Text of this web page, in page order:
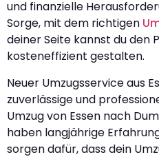
und finanzielle
Sorge, mit dem richtigen
deiner Seite kannst du den
kosteneffizient gestalten.
Neuer Umzugsservice aus
zuverlässige und
Umzug von Essen nach
haben langjährige
sorgen dafür, dass dein